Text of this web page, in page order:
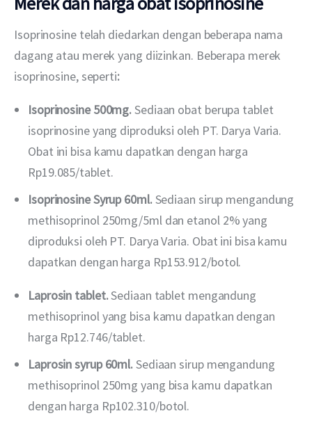
Isoprinosine telah diedarkan dengan beberapa nama
dagang atau merek yang diizinkan. Beberapa merek
isoprinosine, seperti:
Isoprinosine 500mg.Sediaan obat berupa tablet
isoprinosine yang diproduksi oleh PT. Darya Varia.
Obat ini bisa kamu dapatkan dengan harga
Rp19.085/tablet.
Isoprinosine Syrup 60ml.Sediaan sirup mengandung
methisoprinol 250mg/5ml dan etanol 2% yang
diproduksi oleh PT. Darya Varia. Obat ini bisa kamu
dapatkan dengan harga Rp153.912/botol.
Laprosin tablet.Sediaan tablet mengandung
methisoprinol yang bisa kamu dapatkan dengan
harga Rp12.746/tablet.
Laprosin syrup 60ml.Sediaan sirup mengandung
methisoprinol 250mg yang bisa kamu dapatkan
dengan harga Rp102.310/botol.